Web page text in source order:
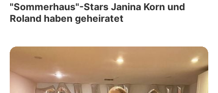
"Sommerhaus"-Stars Janina Korn und
Roland haben geheiratet